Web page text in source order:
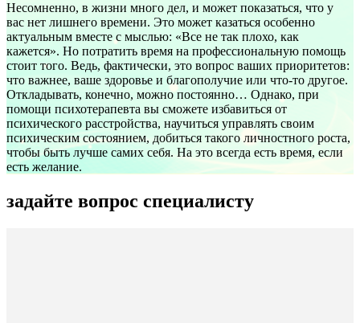
Несомненно, в жизни много дел, и может показаться, что у
вас нет лишнего времени. Это может казаться особенно
актуальным вместе с мыслью: «Все не так плохо, как
кажется». Но потратить время на профессиональную помощь
стоит того. Ведь, фактически, это вопрос ваших приоритетов:
что важнее, ваше здоровье и благополучие или что-то другое.
Откладывать, конечно, можно постоянно… Однако, при
помощи психотерапевта вы сможете избавиться от
психического расстройства, научиться управлять своим
психическим состоянием, добиться такого личностного роста,
чтобы быть лучше самих себя. На это всегда есть время, если
есть желание.
задайте вопрос специалисту